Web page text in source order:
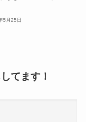
5月25日
てます！